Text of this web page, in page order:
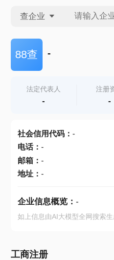
查企业
查企业
查产地
88查 -
法定代表人
-
注册
-
社会信用代码： -
电话： -
邮箱： -
地址： -
企业信息概览： -
如上信息由AI大模型全网搜索
工商注册